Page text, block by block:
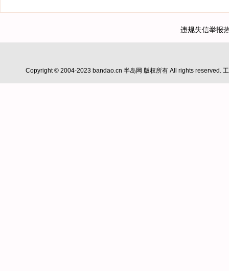
违规失信举报
Copyright © 2004-2023 bandao.cn 半岛网 版权所有 All rights reserved.